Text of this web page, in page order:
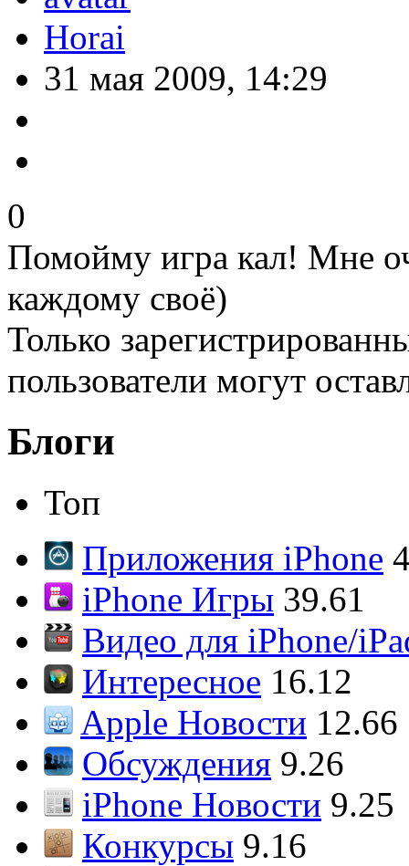
Horai
31 мая 2009, 14:29
0
Помойму игра кал! Мне
каждому своё)
Только
пользователи могут
Блоги
Топ
Приложения iPhone
iPhone Игры 39.61
Видео для iPhone/
Интересное 16.12
Apple Новости 12.66
Обсуждения 9.26
iPhone Новости 9.25
Конкурсы 9.16